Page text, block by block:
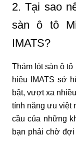
2. Tại sao
sàn ô tô
IMATS?
Thảm lót sàn ô
hiệu IMATS sở
bật, vượt xa
tính năng ưu việt
cầu của những
bạn phải chờ